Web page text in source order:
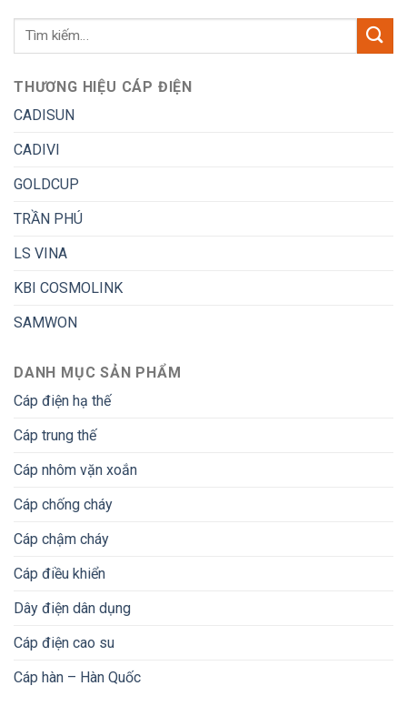
THƯƠNG HIỆU CÁP ĐIỆN
CADISUN
CADIVI
GOLDCUP
TRẦN PHÚ
LS VINA
KBI COSMOLINK
SAMWON
DANH MỤC SẢN PHẨM
Cáp điện hạ thế
Cáp trung thế
Cáp nhôm vặn xoắn
Cáp chống cháy
Cáp chậm cháy
Cáp điều khiển
Dây điện dân dụng
Cáp điện cao su
Cáp hàn – Hàn Quốc